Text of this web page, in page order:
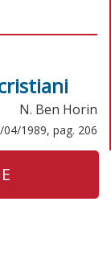
N. Ben Horin
1989, pag. 206